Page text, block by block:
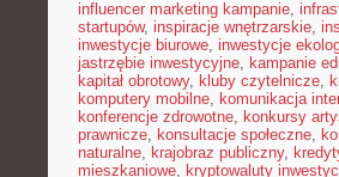
influencer marketing kampanie,
startupów, inspiracje wnętrzarskie,
inwestycje biurowe, inwestycje
jastrzębie inwestycyjne, kampanie
kapitał obrotowy, kluby czytelnicze,
komputery mobilne, komunikacja
konferencje zdrowotne, konkursy
prawnicze, konsultacje społeczne,
naturalne, krajobraz publiczny,
mieszkaniowe, kryptowaluty